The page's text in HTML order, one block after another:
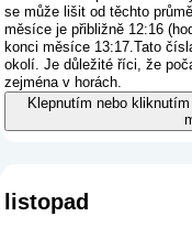
se může lišit od těchto
měsíce je přibližně 12:16
konci měsíce 13:17.Tato
okolí. Je důležité říci, že
zejména v horách.
Klepnutím nebo
listopad